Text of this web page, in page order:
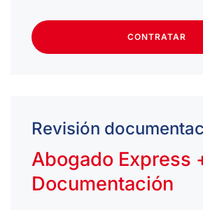
CONTRATAR
Revisión
Abogado Express
Documentación